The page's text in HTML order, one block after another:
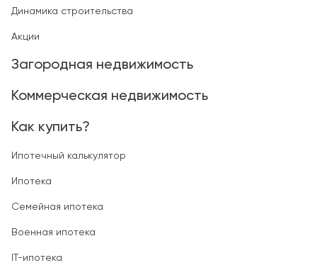
Динамика строительства
Акции
Загородная недвижимость
Коммерческая недвижимость
Как купить?
Ипотечный калькулятор
Ипотека
Семейная ипотека
Военная ипотека
IT-ипотека